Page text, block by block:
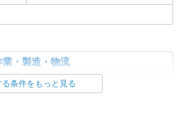
越市久保町5番地3） 第二工場（埼玉県
ては、工場間異動もございますので、
前に相談に応じます。
詳細を見る
での製造・加工
業・製造・物流
る条件をもっと見る